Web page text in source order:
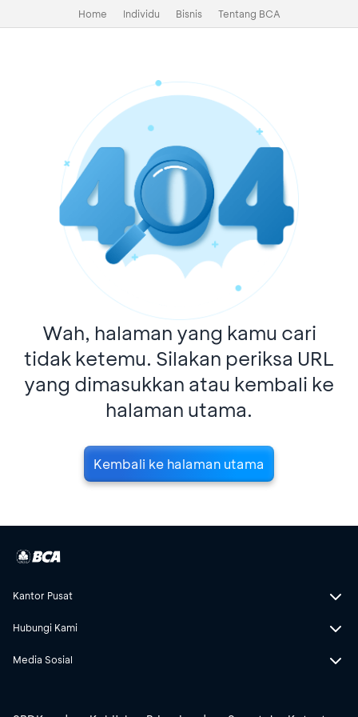
Home Individu Bisnis Tentang BCA
Wah, halaman yang kamu cari
tidak ketemu. Silakan periksa URL
yang dimasukkan atau kembali ke
halaman utama.
Kembali ke halaman utama
Kantor Pusat
Hubungi Kami
Media Sosial